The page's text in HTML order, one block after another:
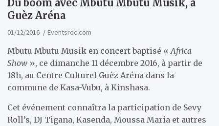
Du boom avec Mbutu Mbutu Musik, à
Guèz Aréna
01/12/2016 Eventsrdc.com
Mbutu Mbutu Musik en concert baptisé « Africa
Show », ce dimanche 11 décembre 2016, à partir de
18h, au Centre Culturel Guèz Aréna dans la
commune de Kasa-Vubu, à Kinshasa.
Cet événement connaîtra la participation de Sevy
Roll’s, DJ Tigana, Kasenda, Moussa Maria et autres